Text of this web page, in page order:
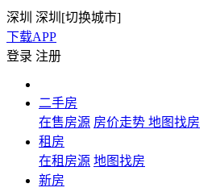
深圳 深圳[切换城市]
下载APP
登录 注册
二手房
在售房源 房价走势 地图找房
租房
在租房源 地图找房
新房